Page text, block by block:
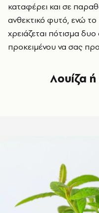
καταφέρει και σε
ανθεκτικό φυτό, ενώ το
χρειάζεται πότισμα
προκειμένου να σας
Λουίζα